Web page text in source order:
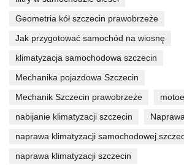
Geometria kół szczecin prawobrzeże
Jak przygotować samochód na wiosnę
klimatyzacja samochodowa szczecin
Mechanika pojazdowa Szczecin
Mechanik Szczecin prawobrzeże
nabijanie klimatyzacji szczecin
naprawa klimatyzacji samochodowej
naprawa klimatyzacji szczecin